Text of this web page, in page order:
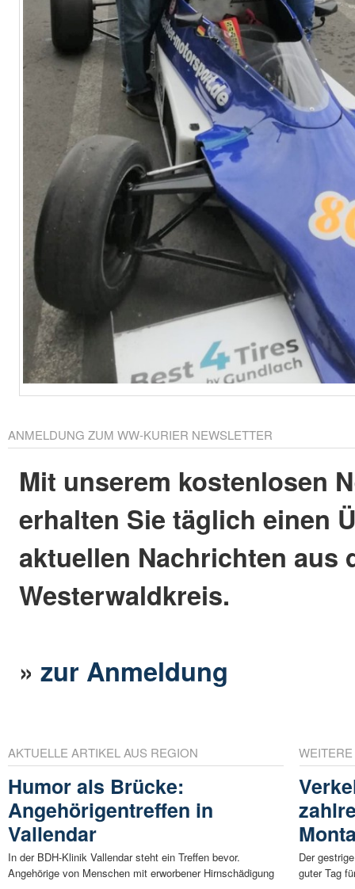
ANMELDUNG ZUM WW-KURIER NEWSLETTER
Mit unserem kostenlosen
erhalten Sie täglich einen
aktuellen Nachrichten aus
Westerwaldkreis.
»zur Anmeldung
AKTUELLE ARTIKEL AUS REGION
Humor als Brücke:
Angehörigentreffen in
Vallendar
In der BDH-Klinik Vallendar steht ein Treffen bevor.
Angehörige von Menschen mit erworbener Hirnschädigung
Der
guter Tag